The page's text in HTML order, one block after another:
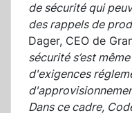
de sécurité qui
des rappels de
Dager, CEO de
sécurité s’est
d'exigences
Dans ce cadre,